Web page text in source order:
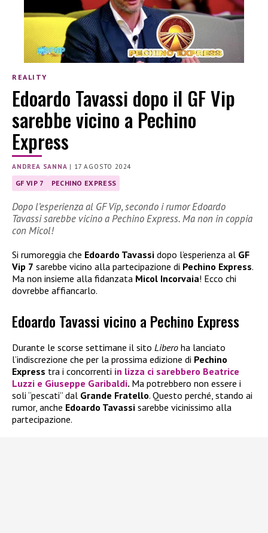
REALITY
Edoardo Tavassi dopo il GF Vip
sarebbe vicino a Pechino
Express
ANDREA SANNA | 17 AGOSTO 2024
GF VIP 7 PECHINO EXPRESS
Dopo l’esperienza al GF Vip, secondo i rumor Edoardo
Tavassi sarebbe vicino a Pechino Express. Ma non in coppia
con Micol!
Si rumoreggia che Edoardo Tavassi dopo l’esperienza al GF
Vip 7 sarebbe vicino alla partecipazione di Pechino Express.
Ma non insieme alla fidanzata Micol Incorvaia! Ecco chi
dovrebbe affiancarlo.
Edoardo Tavassi vicino a Pechino Express
Durante le scorse settimane il sito Libero ha lanciato
l’indiscrezione che per la prossima edizione di Pechino
Express tra i concorrenti in lizza ci sarebbero Beatrice
Luzzi e Giuseppe Garibaldi. Ma potrebbero non essere i
soli “pescati” dal Grande Fratello. Questo perché, stando ai
rumor, anche Edoardo Tavassi sarebbe vicinissimo alla
partecipazione.